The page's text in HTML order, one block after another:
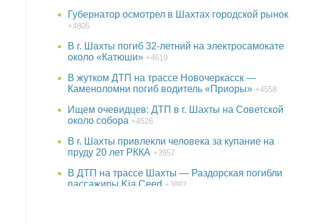
Губернатор осмотрел в Шахтах городской рынок
+4805
В г. Шахты погиб 32-летний на электросамокате
около «Катюши» +4619
В жутком ДТП на трассе Новочеркасск —
Каменоломни погиб водитель «Приоры» +4558
Ищем очевидцев: ДТП в г. Шахты на Советской
около собора +4526
В г. Шахты привлекли человека за купание на
пруду 20 лет РККА +3957
В ДТП на трассе Шахты — Раздорская погибли
пассажиры Kia Ceed +3882